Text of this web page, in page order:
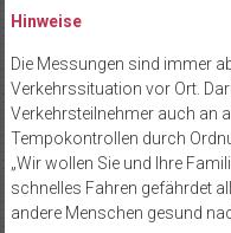
Hinweise
Die Messungen sind immer
Verkehrssituation vor Ort.
Verkehrsteilnehmer auch an
Tempokontrollen durch
„Wir wollen Sie und Ihre
schnelles Fahren gefährdet
andere Menschen gesund